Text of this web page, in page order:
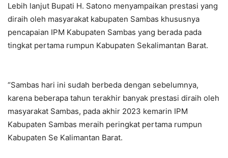
Lebih lanjut Bupati H. Satono menyampaikan prestasi yang
diraih oleh masyarakat kabupaten Sambas khususnya
pencapaian IPM Kabupaten Sambas yang berada pada
tingkat pertama rumpun Kabupaten Sekalimantan Barat.
“Sambas hari ini sudah berbeda dengan sebelumnya,
karena beberapa tahun terakhir banyak prestasi diraih oleh
masyarakat Sambas, pada akhir 2023 kemarin IPM
Kabupaten Sambas meraih peringkat pertama rumpun
Kabupaten Se Kalimantan Barat.